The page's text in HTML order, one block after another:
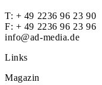
T: + 49 2236 96 23 90
F: + 49 2236 96 23 96
info@ad-media.de
Links
Magazin